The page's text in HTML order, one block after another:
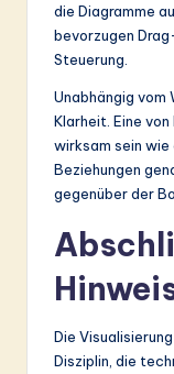
die Diagramme
bevorzugen
Steuerung.
Unabhängig vom
Klarheit. Eine
wirksam sein
Beziehungen
gegenüber der
Die
Disziplin, die